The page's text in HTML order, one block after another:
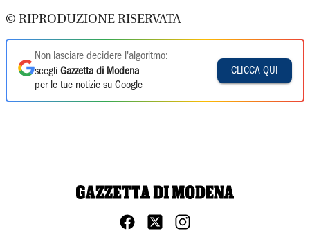
© RIPRODUZIONE RISERVATA
Non lasciare decidere l'algoritmo:
scegli Gazzetta di Modena
per le tue notizie su Google
CLICCA QUI